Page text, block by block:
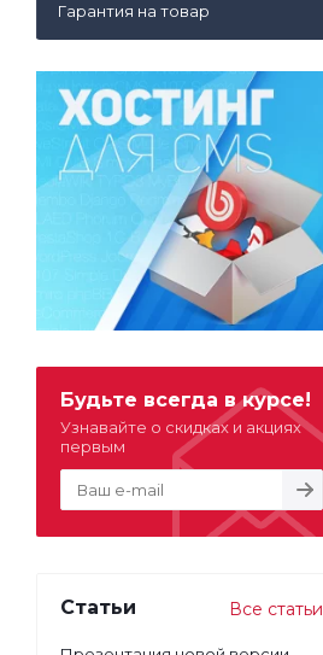
Гарантия на товар
Будьте всегда в курсе!
Узнавайте о скидках и акциях
первым
Статьи Все статьи